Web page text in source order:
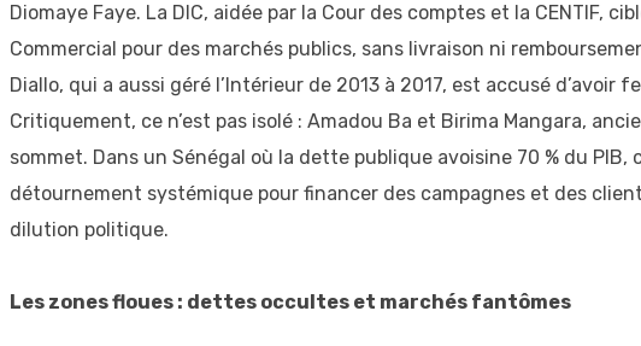
Diomaye Faye. La DIC, aidée par la Cour des comptes et la CENTIF,
Commercial pour des marchés publics, sans livraison ni
Diallo, qui a aussi géré l’Intérieur de 2013 à 2017, est accusé
Critiquement, ce n’est pas isolé : Amadou Ba et Birima Mangara,
sommet. Dans un Sénégal où la dette publique avoisine 70 % du
détournement systémique pour financer des campagnes et des
dilution politique.
Les zones floues : dettes occultes et marchés fantômes